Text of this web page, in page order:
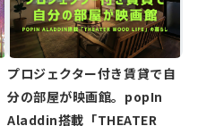
プロジェクター付き賃貸で自
分の部屋が映画館。popIn
Aladdin搭載「THEATER